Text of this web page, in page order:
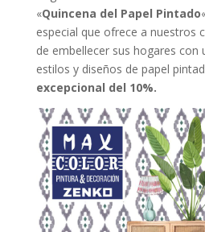
«Quincena del Papel Pintado
especial que ofrece a nuestros
de embellecer sus hogares con
estilos y diseños de papel
excepcional del 10%.